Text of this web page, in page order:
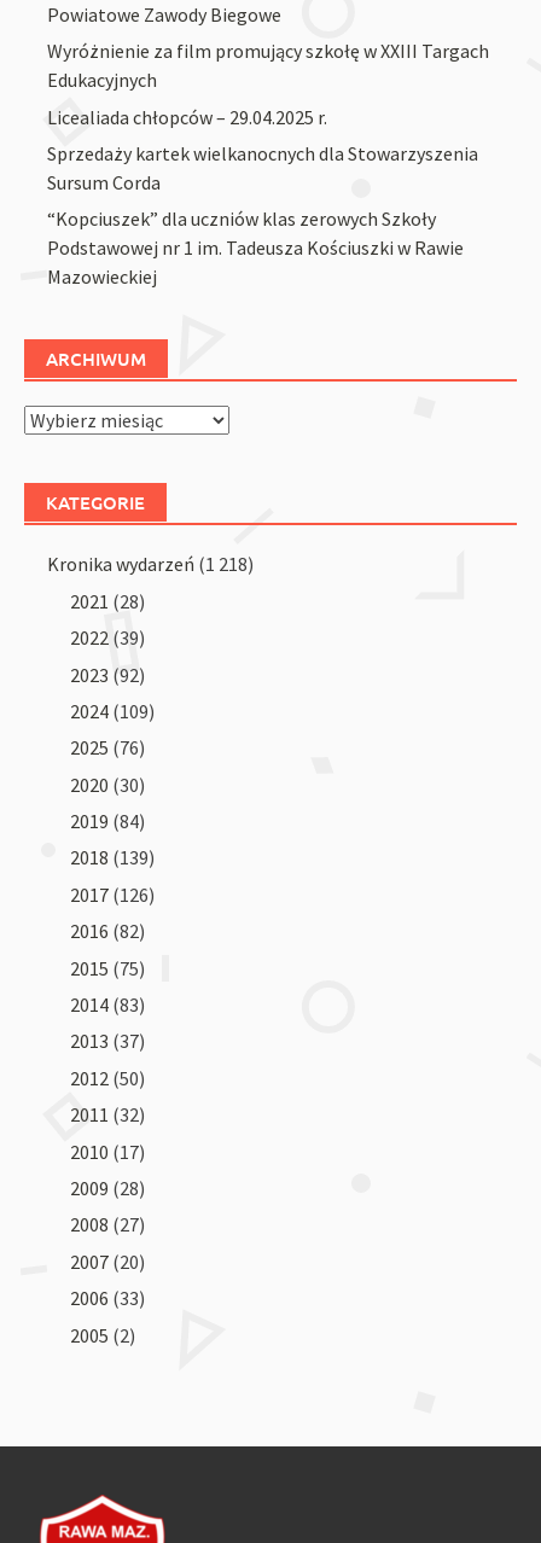
Powiatowe Zawody Biegowe
Wyróżnienie za film promujący szkołę w XXIII Targach
Edukacyjnych
Licealiada chłopców – 29.04.2025 r.
Sprzedaży kartek wielkanocnych dla Stowarzyszenia
Sursum Corda
“Kopciuszek” dla uczniów klas zerowych Szkoły
Podstawowej nr 1 im. Tadeusza Kościuszki w Rawie
Mazowieckiej
ARCHIWUM
Archiwum
KATEGORIE
Kronika wydarzeń (1 218)
2021 (28)
2022 (39)
2023 (92)
2024 (109)
2025 (76)
2020 (30)
2019 (84)
2018 (139)
2017 (126)
2016 (82)
2015 (75)
2014 (83)
2013 (37)
2012 (50)
2011 (32)
2010 (17)
2009 (28)
2008 (27)
2007 (20)
2006 (33)
2005 (2)